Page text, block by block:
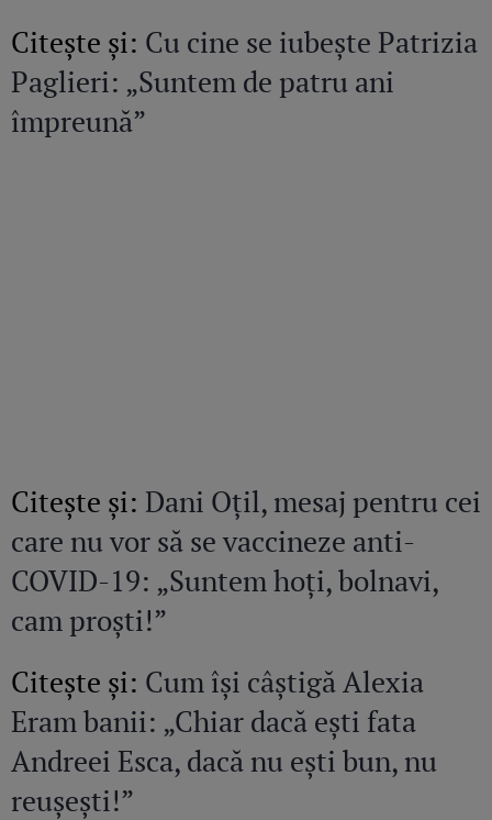
Citeşte şi: Cu cine se iubește Patrizia
Paglieri: „Suntem de patru ani
împreună”
Citeşte şi: Dani Oțil, mesaj pentru cei
care nu vor să se vaccineze anti-
COVID-19: „Suntem hoți, bolnavi,
cam proști!”
Citeşte şi: Cum își câștigă Alexia
Eram banii: „Chiar dacă ești fata
Andreei Esca, dacă nu ești bun, nu
reușești!”